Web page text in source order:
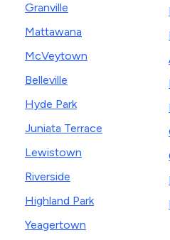
Granville
Mattawana
McVeytown
Belleville
Hyde Park
Juniata Terrace
Lewistown
Riverside
Highland Park
Yeagertown